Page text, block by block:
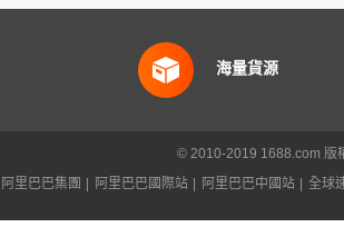
海量貨源
© 2010-2019 1688.com 版
阿里巴巴集團
阿里巴巴國際站 阿里巴巴中國站 全球